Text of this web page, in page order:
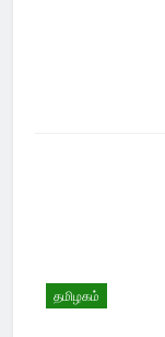
தமிழகம்